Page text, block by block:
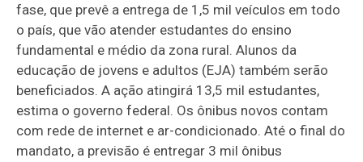
fase, que prevê a entrega de 1,5 mil veículos em todo
o país, que vão atender estudantes do ensino
fundamental e médio da zona rural. Alunos da
educação de jovens e adultos (EJA) também serão
beneficiados. A ação atingirá 13,5 mil estudantes,
estima o governo federal. Os ônibus novos contam
com rede de internet e ar-condicionado. Até o final do
mandato, a previsão é entregar 3 mil ônibus